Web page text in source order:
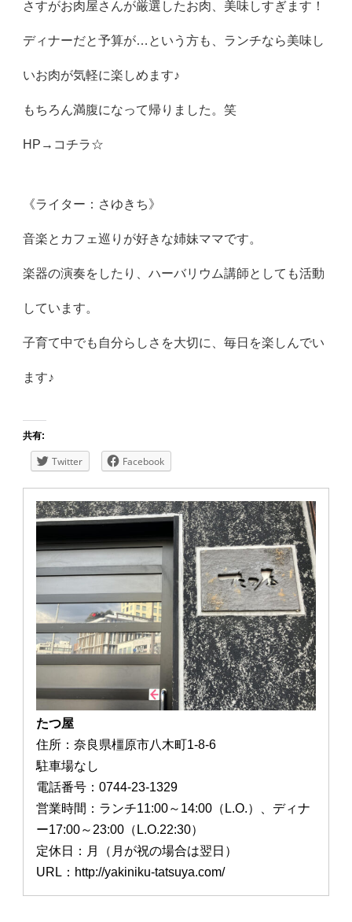
さすがお肉屋さんが厳選したお肉、美味しすぎます！
ディナーだと予算が…という方も、ランチなら美味し
いお肉が気軽に楽しめます♪
もちろん満腹になって帰りました。笑
HP→ コチラ☆
《ライター：さゆきち》
音楽とカフェ巡りが好きな姉妹ママです。
楽器の演奏をしたり、ハーバリウム講師としても活動
しています。
子育て中でも自分らしさを大切に、毎日を楽しんでい
ます♪
共有:
Twitter Facebook
たつ屋
住所：奈良県橿原市八木町1-8-6
駐車場なし
電話番号：0744-23-1329
営業時間：ランチ11:00～14:00（L.O.）、ディナ
ー17:00～23:00（L.O.22:30）
定休日：月（月が祝の場合は翌日）
URL：http://yakiniku-tatsuya.com/